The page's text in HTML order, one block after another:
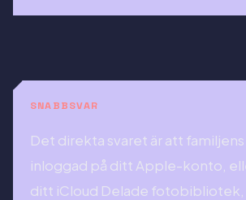
SNABBSVAR
Det direkta svaret är att familjens
inloggad på ditt Apple-konto,
ditt iCloud Delade fotobibliotek,